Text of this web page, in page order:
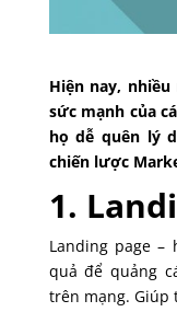
Hiện nay,
sức mạnh của
họ dễ quên lý
chiến lược
1.
Landing page –
quả để quảng
trên mạng. Giúp